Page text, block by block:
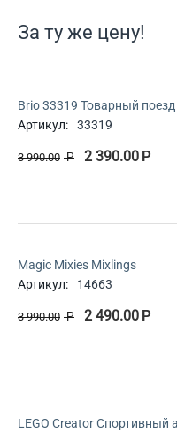
За ту же цену!
Brio 33319 Товарный
Артикул:
33319
3 990.00 Р 2 390.00 Р
Magic Mixies Mixlings
Артикул:
14663
3 990.00 Р 2 490.00 Р
LEGO Creator Спортивный